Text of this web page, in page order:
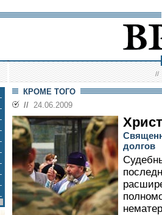
//
КРОМЕ ТОГО
// 24.06.2009
долгов